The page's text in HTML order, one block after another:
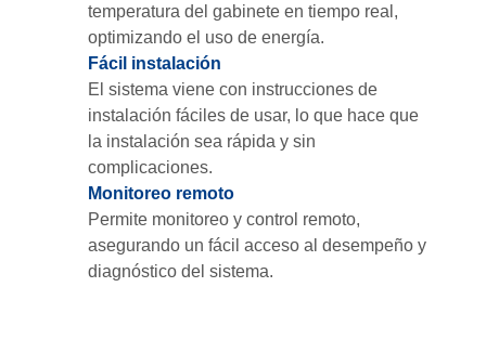
temperatura del gabinete en tiempo real,
optimizando el uso de energía.
Fácil instalación
El sistema viene con instrucciones de
instalación fáciles de usar, lo que hace que
la instalación sea rápida y sin
complicaciones.
Monitoreo remoto
Permite monitoreo y control remoto,
asegurando un fácil acceso al desempeño y
diagnóstico del sistema.